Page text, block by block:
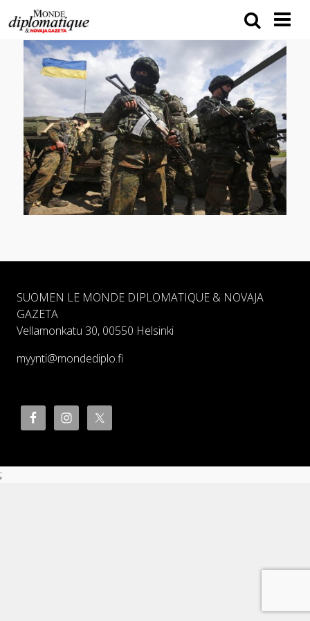
SUOMEN LE MONDE DIPLOMATIQUE & NOVAJA
GAZETA
Vellamonkatu 30, 00550 Helsinki
myynti@mondediplo.fi
;